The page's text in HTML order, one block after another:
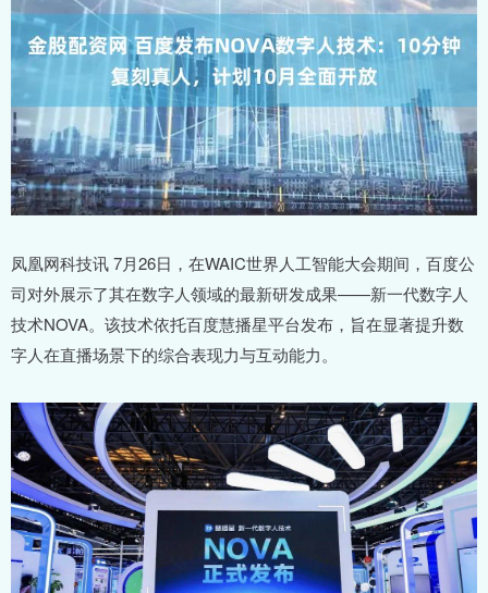
凤凰网科技讯 7月26日，在WAIC世界人工智能大会期间，百度公
司对外展示了其在数字人领域的最新研发成果——新一代数字人
技术NOVA。该技术依托百度慧播星平台发布，旨在显著提升数
字人在直播场景下的综合表现力与互动能力。